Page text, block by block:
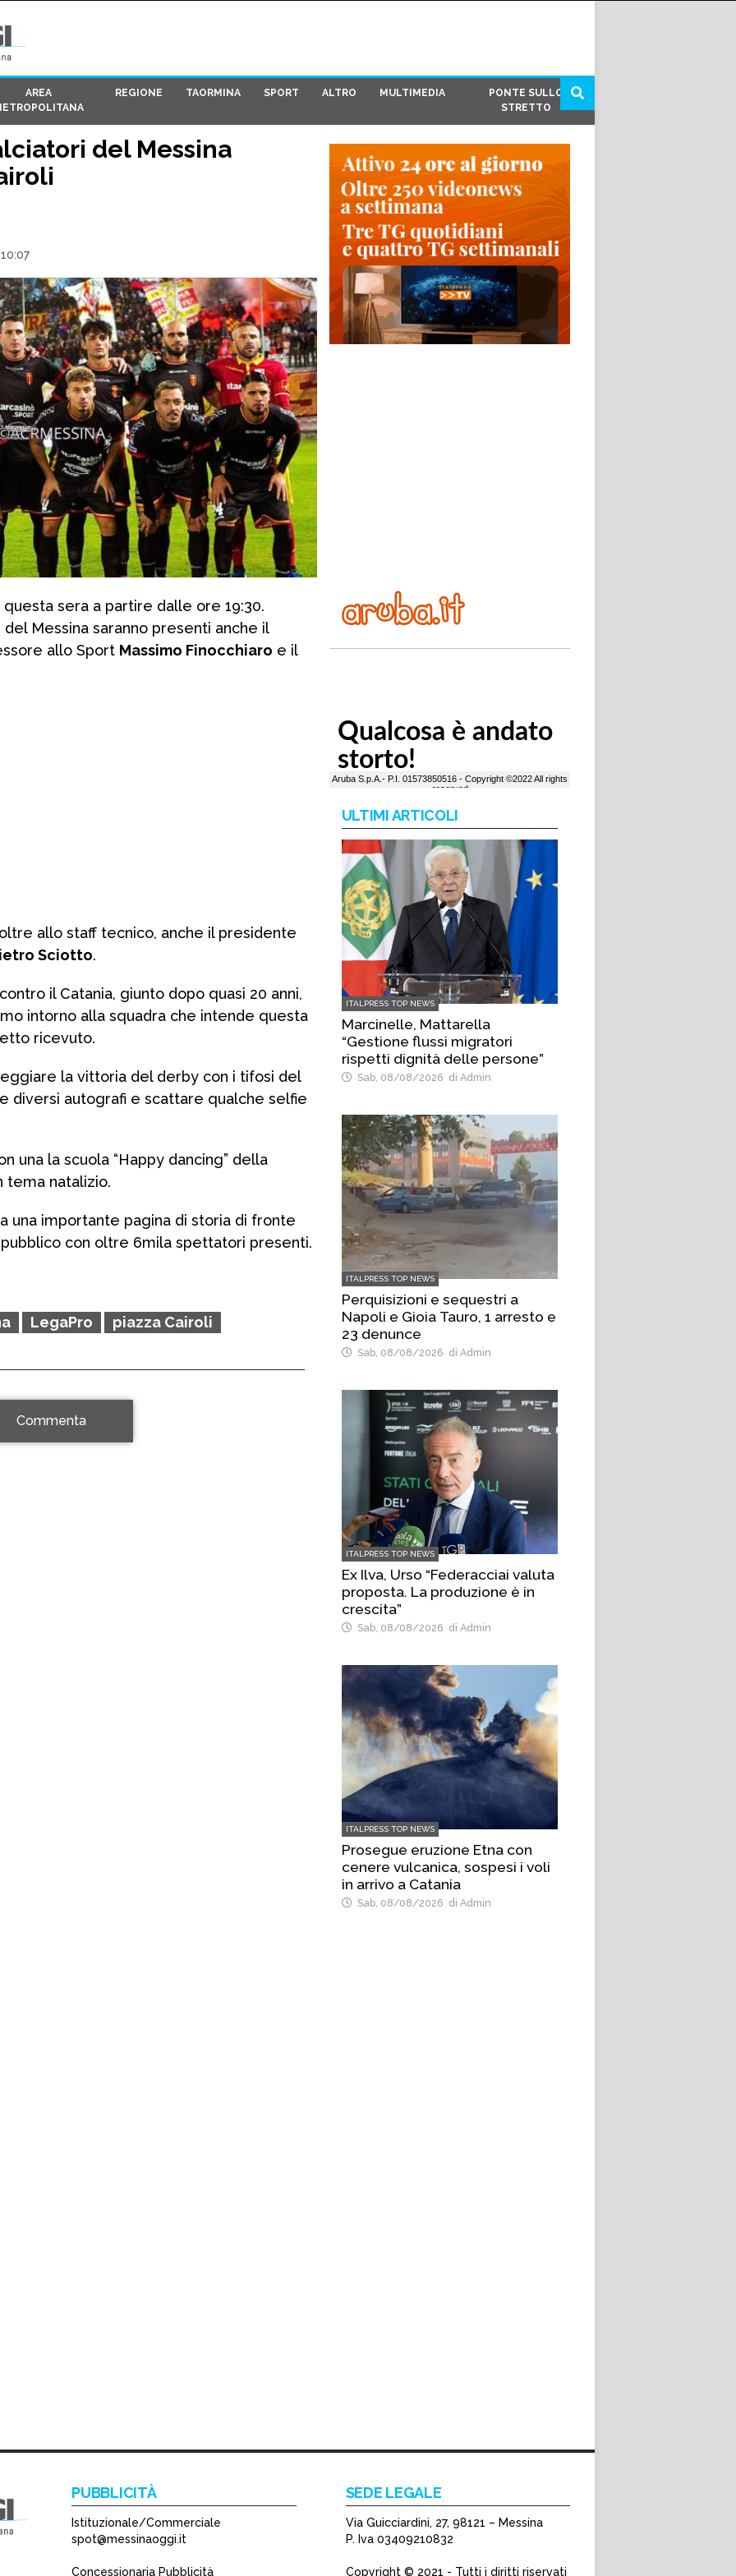
AREA
REGIONE TAORMINA SPORT ALTRO MULTIMEDIA
PONTE SULLO
STRETTO
del Messina
sera a partire dalle ore 19:30.
Messina saranno presenti anche il
allo Sport Massimo Finocchiaro e il
allo staff tecnico, anche il presidente
Sciotto.
il Catania, giunto dopo quasi 20 anni,
intorno alla squadra che intende questa
ricevuto.
la vittoria del derby con i tifosi del
diversi autografi e scattare qualche selfie
una la scuola “Happy dancing” della
tema natalizio.
una importante pagina di storia di fronte
con oltre 6mila spettatori presenti.
LegaPro piazza Cairoli
Commenta
ULTIMI ARTICOLI
ITALPRESS TOP NEWS
Marcinelle, Mattarella
“Gestione flussi migratori
rispetti dignità delle persone”
Sab, 08/08/2026 di Admin
ITALPRESS TOP NEWS
Perquisizioni e sequestri a
Napoli e Gioia Tauro, 1 arresto e
23 denunce
Sab, 08/08/2026 di Admin
ITALPRESS TOP NEWS
Ex Ilva, Urso “Federacciai valuta
proposta. La produzione è in
crescita”
Sab, 08/08/2026 di Admin
ITALPRESS TOP NEWS
Prosegue eruzione Etna con
cenere vulcanica, sospesi i voli
in arrivo a Catania
Sab, 08/08/2026 di Admin
PUBBLICITÀ
Istituzionale/Commerciale
spot@messinaoggi.it
Concessionaria Pubblicità
SEDE LEGALE
Via Guicciardini, 27, 98121 – Messina
P. Iva 03409210832
Copyright © 2021 - Tutti i diritti riservati